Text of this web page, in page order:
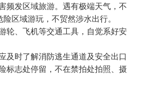
频发区域旅游。遇有极端天气，不
区域游玩，不贸然涉水出行。
轮、飞机等交通工具，自觉系好安
及时了解消防逃生通道及安全出口
标志处停留，不在禁拍处拍照、摄